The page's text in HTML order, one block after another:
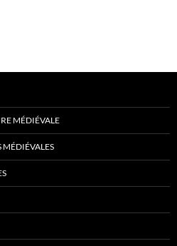
MÉDIÉVALE
MÉDIÉVALES